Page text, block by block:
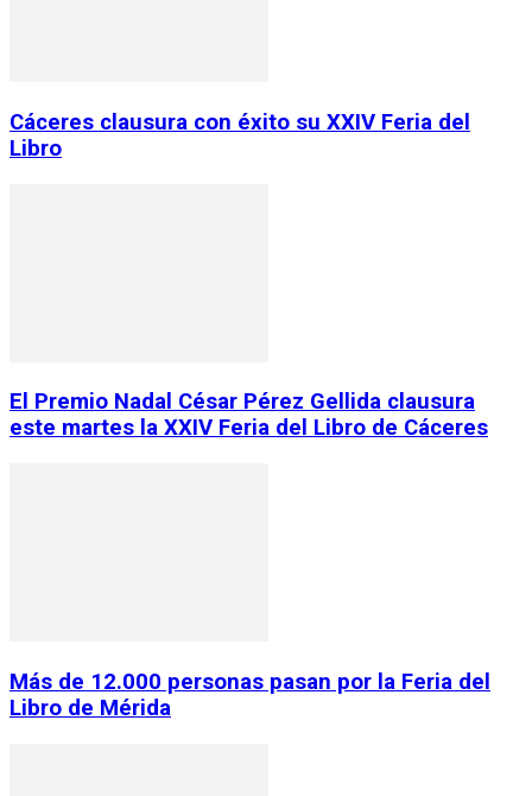
Cáceres clausura con éxito su XXIV Feria del
Libro
El Premio Nadal César Pérez Gellida clausura
este martes la XXIV Feria del Libro de Cáceres
Más de 12.000 personas pasan por la Feria del
Libro de Mérida